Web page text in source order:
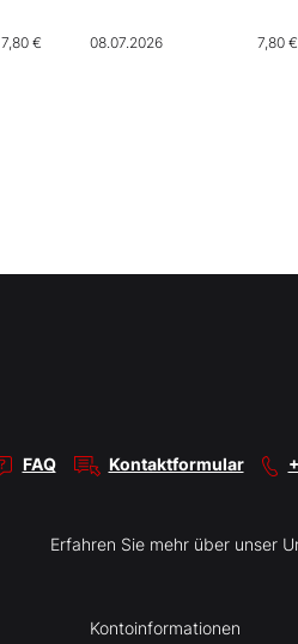
7,80 € 08.07.2026 7,80 €
FAQ Kontaktformular
Erfahren Sie mehr über unser
Kontoinformationen